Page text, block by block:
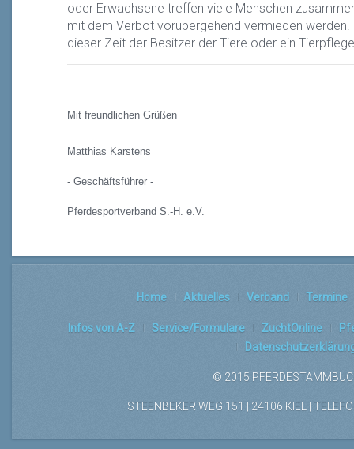
oder Erwachsene treffen viele Menschen
mit dem Verbot vorübergehend vermieden
dieser Zeit der Besitzer der Tiere oder ein
Mit freundlichen Grüßen
Matthias Karstens
- Geschäftsführer -
Pferdesportverband S.-H. e.V.
Home Aktuelles Verband Termine
Infos von A-Z Service/Formulare ZuchtOnline
© 2015
STEENBEKER WEG 151 | 24106 KIEL |